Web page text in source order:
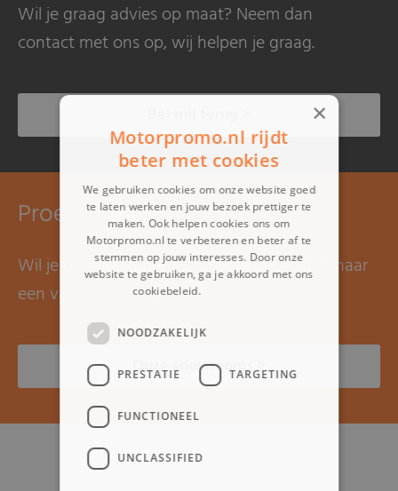
Wil je graag advies op maat? Neem dan
contact met ons op, wij helpen je graag.
Proefrit maken?
Wil je graag een proefrit maken? Kom dan naar
een van onze showrooms.
Onze showrooms >
×
Motorpromo.nl rijdt
beter met cookies
We gebruiken cookies om onze website goed
te laten werken en jouw bezoek prettiger te
maken. Ook helpen cookies ons om
Motorpromo.nl te verbeteren en beter af te
stemmen op jouw interesses. Door onze
website te gebruiken, ga je akkoord met ons
cookiebeleid.
NOODZAKELIJK
PRESTATIE TARGETING
FUNCTIONEEL
UNCLASSIFIED